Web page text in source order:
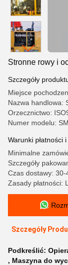
Stronne rowy i
Szczegóły
Miejsce
Nazwa handlowa:
Orzecznictwo:
Numer modelu:
Warunki płatności i
Minimalne
Szczegóły
Czas dostawy:
Zasady płatności:
Szczegóły
Podkreślić:
, Maszyna do